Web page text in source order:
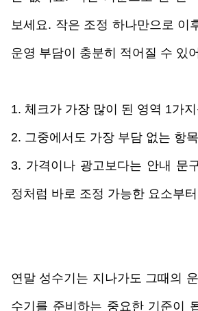
보세요. 작은 조정 하나만으로 이
운영 부담이 충분히 적어질 수 있
1. 체크가 가장 많이 된 영역 1가
2. 그중에서도 가장 부담 없는 항
3. 가격이나 광고보다는 안내 문
정처럼 바로 조정 가능한 요소부
연말 성수기는 지나가도 그때의
수기를 준비하는 중요한 기준이